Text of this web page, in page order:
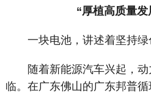
“厚植高质量
一块电池，讲述着坚持绿
随着新能源汽车兴起，动
临。在广东佛山的广东邦普